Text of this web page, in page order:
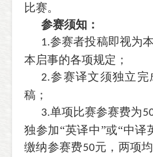
比赛。
参赛须知：
1.参赛者投稿即视为
本启事的各项规定；
2.参赛译文须独立完
稿；
3.单项比赛参赛费为
独参加“英译中”或“中译
缴纳参赛费50元，两项